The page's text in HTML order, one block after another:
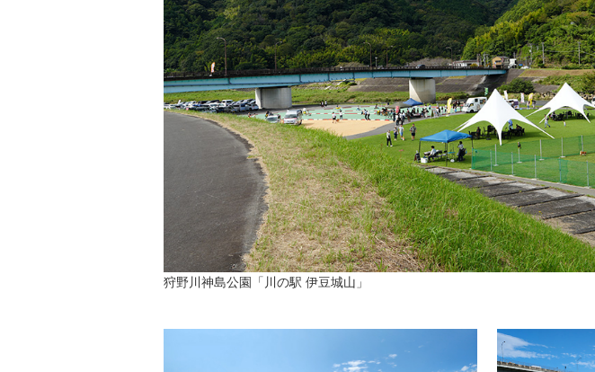
狩野川神島公園「川の駅 伊豆城山」